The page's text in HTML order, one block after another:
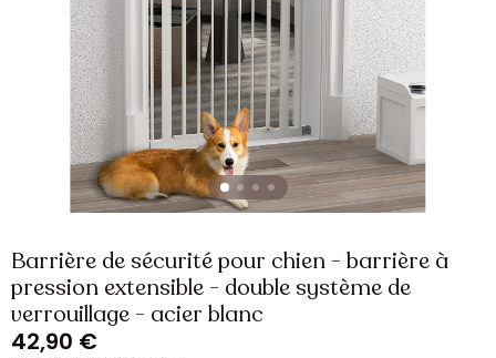
Barrière de sécurité pour chien - barrière à
pression extensible - double système de
verrouillage - acier blanc
42,90 €